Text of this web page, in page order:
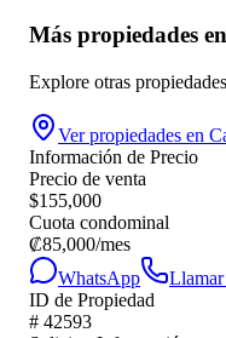
Más propiedades en
Explore otras
Ver propiedades en
Información de Precio
Precio de venta
$155,000
Cuota condominal
₡85,000/mes
WhatsApp
ID de Propiedad
# 42593